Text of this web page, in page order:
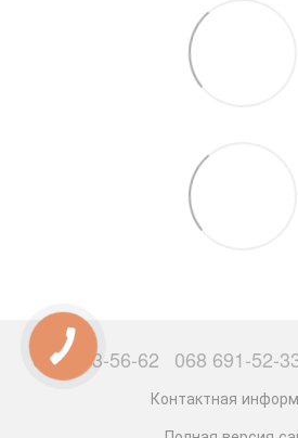
063 503-56-62 068 691-52-
Контактная